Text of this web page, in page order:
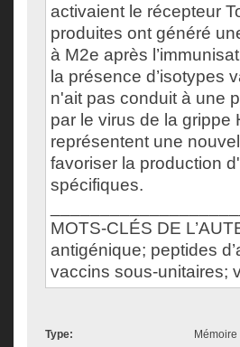
activaient le récepteur
produites ont généré
à M2e après
la présence d’isotypes
n'ait pas conduit à une
par le virus de la
représentent une
favoriser la production
spécifiques.
MOTS-CLÉS DE
antigénique; peptides
vaccins sous-unitaires;
Type: